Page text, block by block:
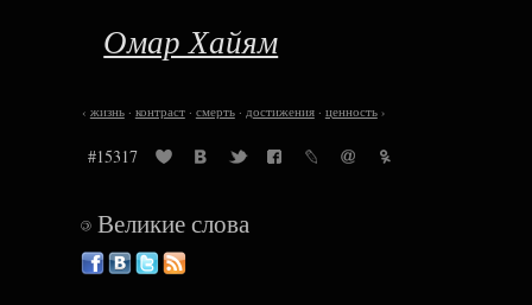
Омар Хайям
‹ жизнь· контраст· смерть· достижения· ценность›
#15317
©Великие слова